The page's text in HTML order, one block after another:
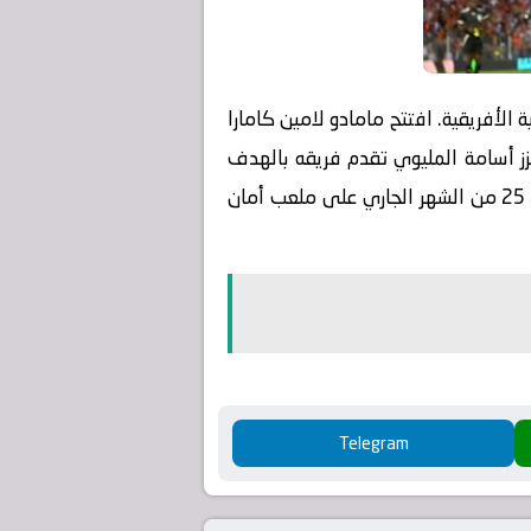
الأفريقية. افتتح مامادو لامين كامارا
أسامة المليوي تقدم فريقه بالهدف
الثاني، بعد مراوغته لأحد مدافعي سيمبا وتسديده للكرة في الشباك. سيقام لقاء الإياب بين الفريقين في 25 من الشهر الجاري على ملعب أمان
Telegram